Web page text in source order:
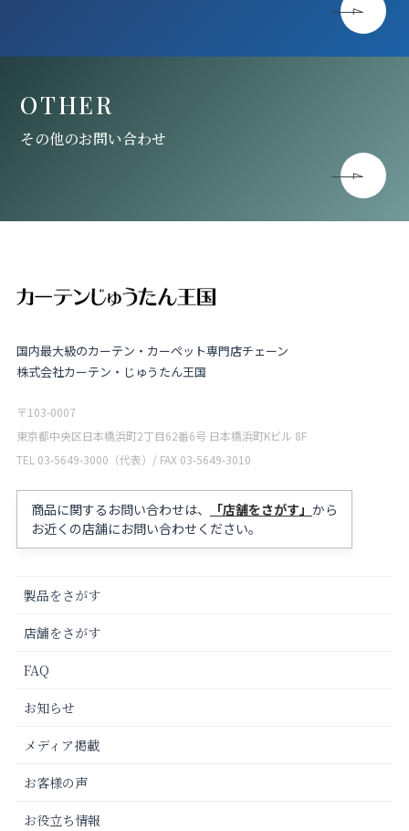
OTHER
その他のお問い合わせ
国内最大級のカーテン・カーペット専門店チェーン
株式会社カーテン・じゅうたん王国
〒103-0007
東京都中央区日本橋浜町2丁目62番6号 日本橋浜町Kビル 8F
TEL 03-5649-3000（代表）/ FAX 03-5649-3010
商品に関するお問い合わせは、 「店舗をさがす」 から
お近くの店舗にお問い合わせください。
製品をさがす
店舗をさがす
FAQ
お知らせ
メディア掲載
お客様の声
お役立ち情報